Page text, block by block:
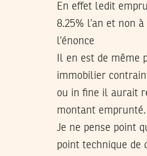
En effet ledit
8.25% l’an et non
l’énonce
Il en est de même
immobilier
ou in fine il aurait
montant emprunté.
Je ne pense point
point technique de